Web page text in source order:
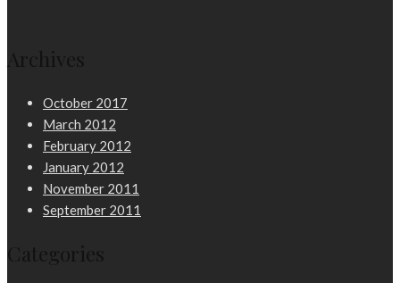
October 2017
March 2012
February 2012
January 2012
November 2011
September 2011